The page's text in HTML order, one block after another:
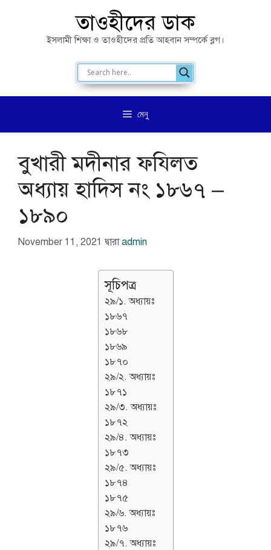
তাওহীদের ডাক
ইসলামী শিক্ষা ও তাওহীদের প্রতি আহবান সম্পর্কে ব্লগ।
মেনু
বুখারী মদীনার ফযিলত
অধ্যায় হাদিস নং ১৮৬৭ –
১৮৯০
November 11, 2021 দ্বারাadmin
সূচিপত্র
২৯/১. অধ্যায়ঃ
১৮৬৭
১৮৬৮
১৮৬৯
১৮৭০
২৯/২. অধ্যায়ঃ
১৮৭১
২৯/৩. অধ্যায়ঃ
১৮৭২
২৯/৪. অধ্যায়ঃ
১৮৭৩
২৯/৫. অধ্যায়ঃ
১৮৭৪
১৮৭৫
২৯/৬. অধ্যায়ঃ
১৮৭৬
২৯/৭. অধ্যায়ঃ